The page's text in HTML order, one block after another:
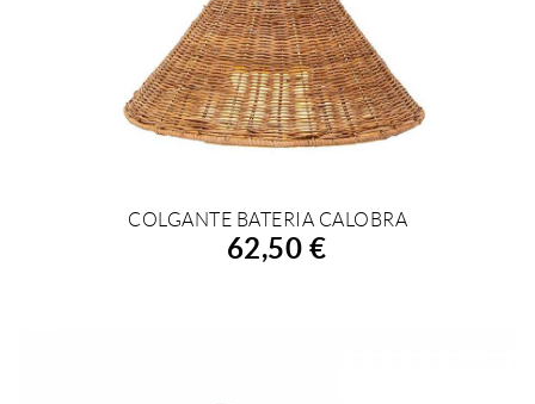
AÑADIR A LA COMPRA
COLGANTE BATERIA CALOBRA
62,50 €